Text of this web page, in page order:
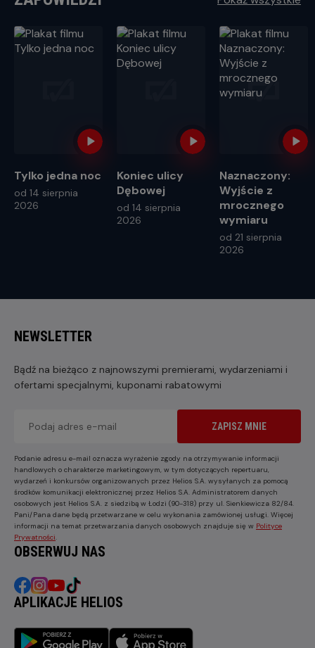
Tylko jedna noc
od 14 sierpnia
2026
Koniec ulicy
Dębowej
od 14 sierpnia
2026
Naznaczony:
Wyjście z
mrocznego
wymiaru
od 21 sierpnia
2026
NEWSLETTER
Bądź na bieżąco z najnowszymi premierami, wydarzeniami i
ofertami specjalnymi, kuponami rabatowymi
ZAPISZ MNIE
Podanie adresu e-mail oznacza wyrażenie zgody na otrzymywanie informacji
handlowych o charakterze marketingowym, w tym dotyczących repertuaru,
wydarzeń i konkursów organizowanych przez Helios S.A. wysyłanych za pomocą
środków komunikacji elektronicznej przez Helios S.A. Administratorem danych
osobowych jest Helios S.A. z siedzibą w Łodzi (90-318) przy ul. Sienkiewicza 82/84.
Pani/Pana dane będą przetwarzane w celu wykonania zamówionej usługi. Więcej
informacji na temat przetwarzania danych osobowych znajduje się w Polityce
Prywatności.
OBSERWUJ NAS
APLIKACJE HELIOS